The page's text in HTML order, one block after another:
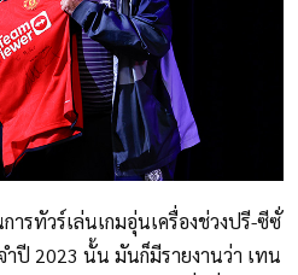
ารทัวร์เล่นเกมอุ่นเครื่องช่วงปรี-ซีซั่
ปี 2023 นั้น มันก็มีรายงานว่า เทน